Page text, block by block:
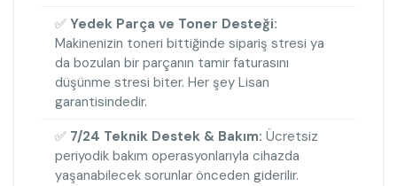
✅ Yedek Parça ve Toner Desteği:
Makinenizin toneri bittiğinde sipariş stresi ya
da bozulan bir parçanın tamir faturasını
düşünme stresi biter. Her şey Lisan
garantisindedir.
✅ 7/24 Teknik Destek & Bakım: Ücretsiz
periyodik bakım operasyonlarıyla cihazda
yaşanabilecek sorunlar önceden giderilir.